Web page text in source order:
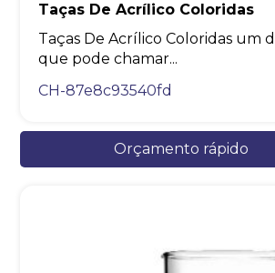
Taças De Acrílico Coloridas
Taças De Acrílico Coloridas um
que pode chamar...
CH-87e8c93540fd
Orçamento rápido